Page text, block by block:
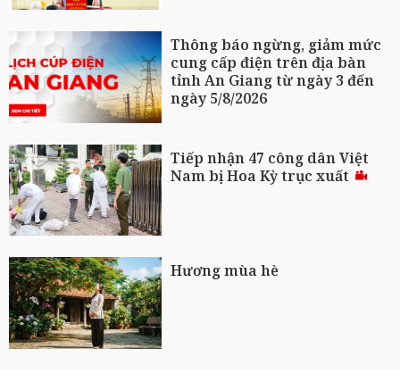
Thông báo ngừng, giảm mức
cung cấp điện trên địa bàn
tỉnh An Giang từ ngày 3 đến
ngày 5/8/2026
Tiếp nhận 47 công dân Việt
Nam bị Hoa Kỳ trục xuất
Hương mùa hè